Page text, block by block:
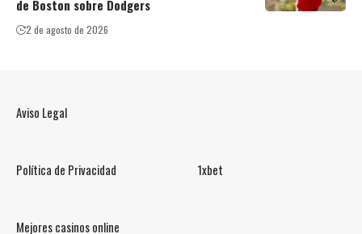
de Boston sobre Dodgers
2 de agosto de 2026
Aviso Legal
Política de Privacidad 1xbet
Mejores casinos online